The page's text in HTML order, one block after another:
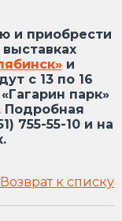
и приобрести
и
с 13 по 16
парк»
Подробная
755-55-10 и на
Возврат к списку